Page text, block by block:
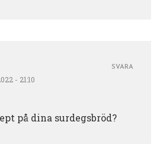
- 21:10
på dina surdegsbröd?
SVARA